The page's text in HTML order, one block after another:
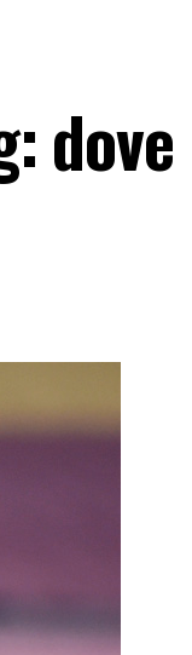
dove